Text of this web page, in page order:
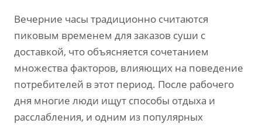
Вечерние часы традиционно считаются
пиковым временем для заказов суши с
доставкой, что объясняется сочетанием
множества факторов, влияющих на поведение
потребителей в этот период. После рабочего
дня многие люди ищут способы отдыха и
расслабления, и одним из популярных